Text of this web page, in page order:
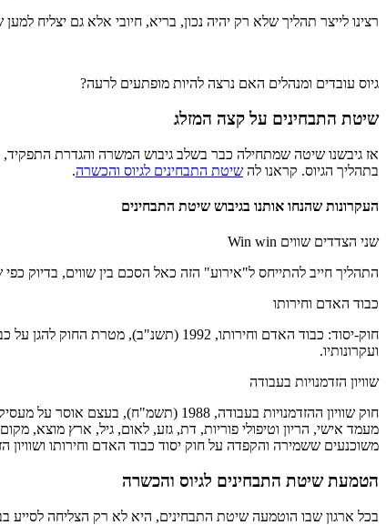
רצינו לייצר תהליך שלא רק יהיה נכון, בריא, חיובי אלא גם יצליח
גיוס עובדים ומנהלים האם נרצה להיות מופתעים לרעה?
שיטת התבחינים על קצה המזלג
אז גיבשנו שיטה שמתחילה כבר בשלב גיבוש המשרה והגדרת התפקיד,
בתהליך הגיוס. קראנו לה שיטת התבחינים לגיוס והכשרה.
העקרונות שהנחו אותנו בגיבוש שיטת התבחינים
שני הצדדים שווים Win win
התהליך חייב להתייחס ל"אירוע" הזה כאל הסכם בין שווים, בדיוק
כבוד האדם וחירותו
חוק-יסוד: כבוד האדם וחירותו, 1992
ועקרונותיו.
שוויון הזדמנויות בעבודה
חוק שוויון ההזדמנויות בעבודה,
מעמד אישי, הריון וטיפולי פוריות, דת, גזע, לאום, גיל, ארץ מוצא,
משוכנעים ששמירה והקפדה על חוק יסוד כבוד האדם וחירותו
הטמעת שיטת התבחינים לגיוס והכשרה
בכל ארגון שבו הוטמעה שיטת התבחינים, היא לא רק הצליחה